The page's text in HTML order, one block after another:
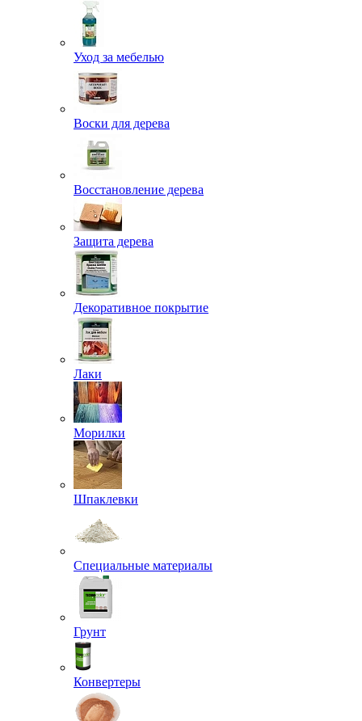
Уход за мебелью
Воски для дерева
Восстановление дерева
Защита дерева
Декоративное покрытие
Лаки
Морилки
Шпаклевки
Специальные материалы
Грунт
Конвертеры